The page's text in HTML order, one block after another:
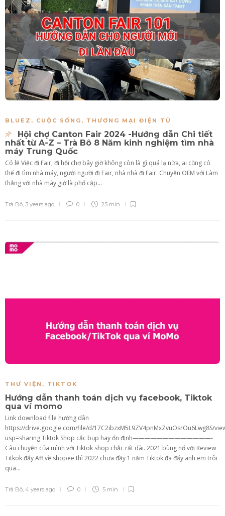
BLUEZ , CUỘC SỐNG , THƯƠNG MẠI ĐIỆN TỬ
Hội chợ Canton Fair 2024 -Hướng dẫn Chi tiết
nhất từ A-Z – Trà Bô 8 Năm kinh nghiệm tìm nhà
máy Trung Quốc
Có lẽ Việc đi Fair, đi hội chợ bây giờ không còn là gì quá lạ nữa, ai cũng có
thể đi tìm nhà máy, người người đi Fair, nhà nhà đi Fair. Chuyện OEM với Làm
thẳng với nhà máy giờ là phổ cập...
Trà Bô, 3 years ago 0 25 min
THƯ VIỆN , TIKTOK
Hướng dẫn thanh toán dịch vụ facebook, Tiktok
qua ví momo
Link download file hướng dẫn
https://drive.google.com/file/d/17C2ibzxM5L9ZV4pnMxZvuOsrOu6Lwg8S/
usp=sharing Tiktok Shop cắc bụp hay ổn định—————————————-
Câu chuyện của mình với Tiktok shop chắc rất dài. 2021 bùng nổ với Review
Titkok đẩy Aff về shopee thì 2022 chưa đầy 1 năm Tiktok đã đẩy anh em trôi
qua...
Trà Bô, 4 years ago 0 5 min